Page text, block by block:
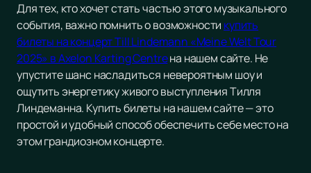
Для тех, кто хочет стать частью этого музыкального
события, важно помнить о возможности купить
билеты на концерт Till Lindemann «Meine Welt Tour
2025» в Axelon Karting Centreна нашем сайте. Не
упустите шанс насладиться невероятным шоу и
ощутить энергетику живого выступления Тилля
Линдеманна. Купить билеты на нашем сайте — это
простой и удобный способ обеспечить себе место на
этом грандиозном концерте.